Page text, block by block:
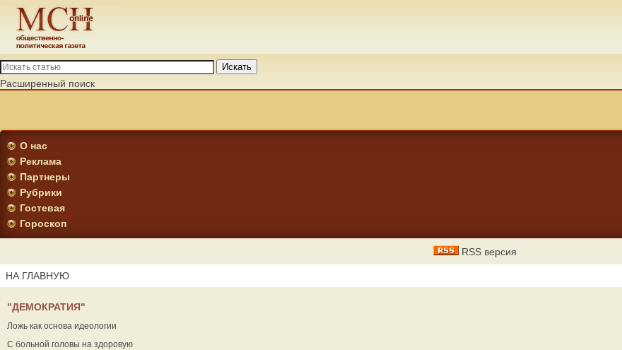
Искать
Расширенный поиск
О нас
Реклама
Партнеры
Рубрики
Гостевая
Гороскоп
RSS версия
НА ГЛАВНУЮ
"ДЕМОКРАТИЯ"
Ложь как основа идеологии
С больной головы на здоровую